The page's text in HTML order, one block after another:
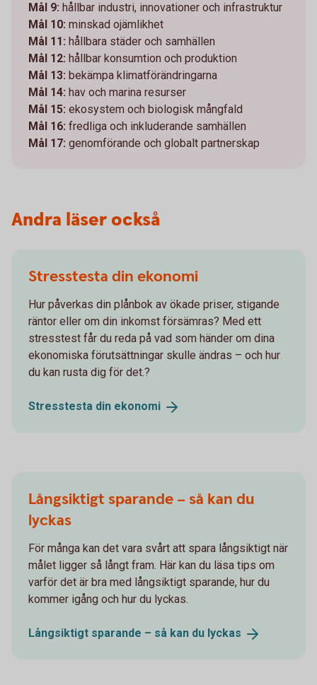
Mål 9: hållbar industri, innovationer och infrastruktur
Mål 10: minskad ojämlikhet
Mål 11: hållbara städer och samhällen
Mål 12: hållbar konsumtion och produktion
Mål 13: bekämpa klimatförändringarna
Mål 14: hav och marina resurser
Mål 15: ekosystem och biologisk mångfald
Mål 16: fredliga och inkluderande samhällen
Mål 17: genomförande och globalt partnerskap
Andra läser också
Stresstesta din ekonomi
Hur påverkas din plånbok av ökade priser, stigande
räntor eller om din inkomst försämras? Med ett
stresstest får du reda på vad som händer om dina
ekonomiska förutsättningar skulle ändras – och hur
du kan rusta dig för det.?
Stresstesta din ekonomi
Långsiktigt sparande – så kan du
lyckas
För många kan det vara svårt att spara långsiktigt när
målet ligger så långt fram. Här kan du läsa tips om
varför det är bra med långsiktigt sparande, hur du
kommer igång och hur du lyckas.
Långsiktigt sparande – så kan du lyckas